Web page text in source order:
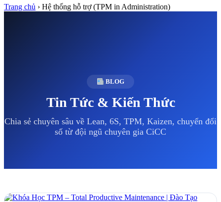
Trang chủ › Hệ thống hỗ trợ (TPM in Administration)
BLOG
Tin Tức & Kiến Thức
Chia sẻ chuyên sâu về Lean, 6S, TPM, Kaizen, chuyển đổi
số từ đội ngũ chuyên gia CiCC